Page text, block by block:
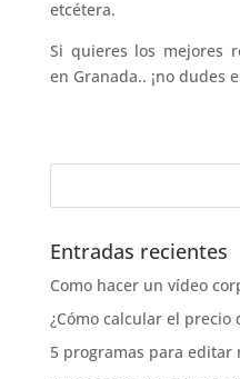
etcétera.
Si quieres los mejores
en Granada.. ¡no dudes
Entradas recientes
Como hacer un vídeo
¿Cómo calcular el precio
5 programas para editar